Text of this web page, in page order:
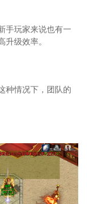
手玩家来说也有一
级效率。
种情况下，团队的